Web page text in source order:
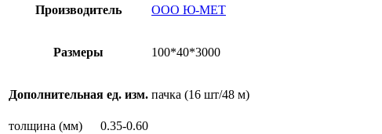
Производитель ООО Ю-МЕТ
Размеры 100*40*3000
Дополнительная ед. изм. пачка (16 шт/48 м)
толщина (мм)
0.35-0.60